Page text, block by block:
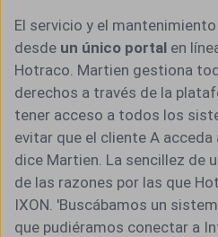
El servicio y el
desde un único portal en
Hotraco. Martien gestiona
derechos a través de la
tener acceso a todos los
evitar que el cliente A
dice Martien. La sencillez de
de las razones por las que
IXON. 'Buscábamos un
que pudiéramos conectar a